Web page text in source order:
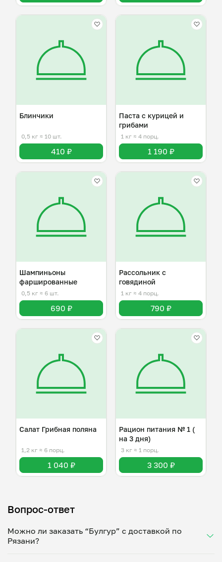
Блинчики
0,5 кг ≈ 10 шт.
410 ₽
Паста с курицей и
грибами
1 кг ≈ 4 порц.
1 190 ₽
Шампиньоны
фаршированные
0,5 кг ≈ 6 шт.
690 ₽
Рассольник с
говядиной
1 кг ≈ 4 порц.
790 ₽
Салат Грибная поляна
1,2 кг ≈ 6 порц.
1 040 ₽
Рацион питания № 1 (
на 3 дня)
3 кг ≈ 1 порц.
3 300 ₽
Вопрос-ответ
Можно ли заказать “Булгур” с доставкой по
Рязани?